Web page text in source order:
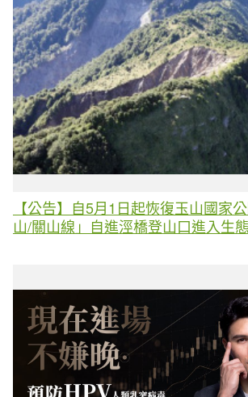
【公告】自5月1日起恢復玉山國家
山/關山線」自進涇橋登山口進入生